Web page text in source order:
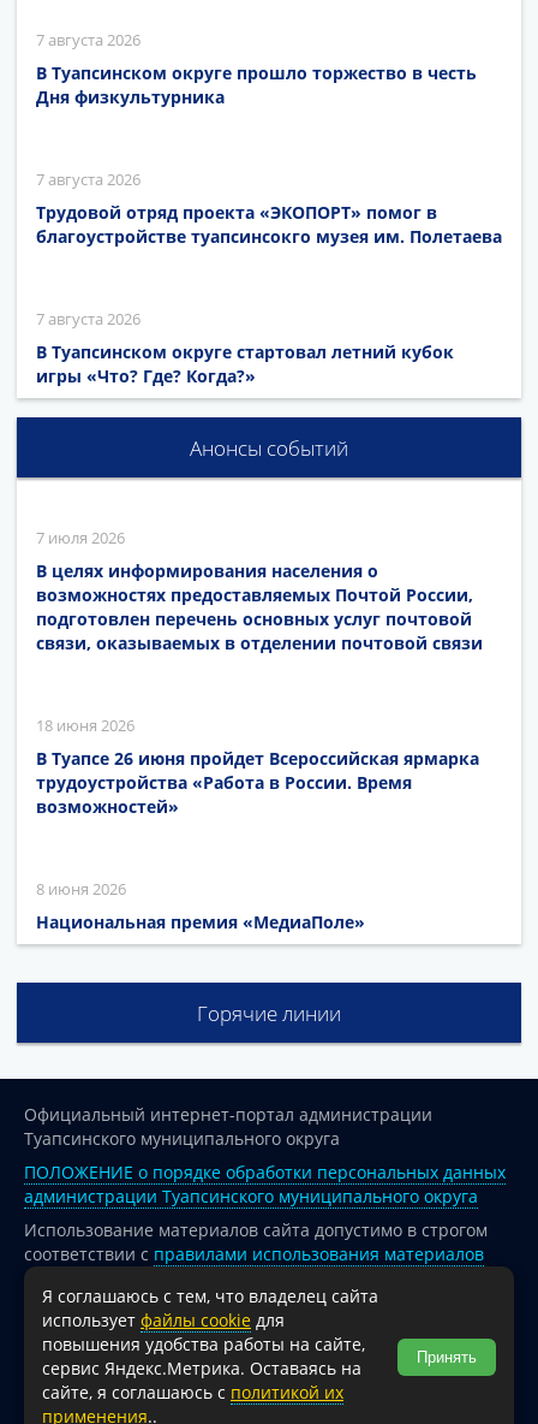
7 августа 2026
В Туапсинском округе прошло торжество в честь
Дня физкультурника
7 августа 2026
Трудовой отряд проекта «ЭКОПОРТ» помог в
благоустройстве туапсинсокго музея им. Полетаева
7 августа 2026
В Туапсинском округе стартовал летний кубок
игры «Что? Где? Когда?»
Анонсы событий
7 июля 2026
В целях информирования населения о
возможностях предоставляемых Почтой России,
подготовлен перечень основных услуг почтовой
связи, оказываемых в отделении почтовой связи
18 июня 2026
В Туапсе 26 июня пройдет Всероссийская ярмарка
трудоустройства «Работа в России. Время
возможностей»
8 июня 2026
Национальная премия «МедиаПоле»
Горячие линии
Официальный интернет-портал администрации
Туапсинского муниципального округа
ПОЛОЖЕНИЕ о порядке обработки персональных данных
администрации Туапсинского муниципального округа
Использование материалов сайта допустимо в строгом
соответствии с правилами использования материалов
опубликованных на сайте
При перепечатке и использовании информации ссылка
на источник обязательна.
Для сайтов и страниц сети Интернет обязательна
активная гиперссылка на официальный интернет-портал
администрации Туапсинского муниципального округа.
Я соглашаюсь с тем, что владелец сайта
использует файлы cookie для
повышения удобства работы на сайте,
сервис Яндекс.Метрика. Оставаясь на
сайте, я соглашаюсь с политикой их
применения..
Принять